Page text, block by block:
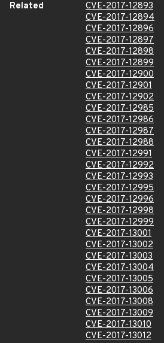
Related
CVE-2017-12893
CVE-2017-12894
CVE-2017-12896
CVE-2017-12897
CVE-2017-12898
CVE-2017-12899
CVE-2017-12900
CVE-2017-12901
CVE-2017-12902
CVE-2017-12985
CVE-2017-12986
CVE-2017-12987
CVE-2017-12988
CVE-2017-12991
CVE-2017-12992
CVE-2017-12993
CVE-2017-12995
CVE-2017-12996
CVE-2017-12998
CVE-2017-12999
CVE-2017-13001
CVE-2017-13002
CVE-2017-13003
CVE-2017-13004
CVE-2017-13005
CVE-2017-13006
CVE-2017-13008
CVE-2017-13009
CVE-2017-13010
CVE-2017-13012